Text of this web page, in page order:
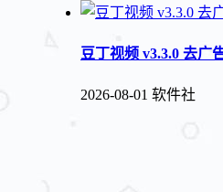
豆丁视频 v3.3.0 去广
2026-08-01 软件社